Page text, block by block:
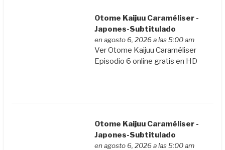
Otome Kaijuu Caraméliser -
Japones-Subtitulado
en agosto 6, 2026 a las 5:00 am
Ver Otome Kaijuu Caraméliser
Episodio 6 online gratis en HD
Otome Kaijuu Caraméliser -
Japones-Subtitulado
en agosto 6, 2026 a las 5:00 am